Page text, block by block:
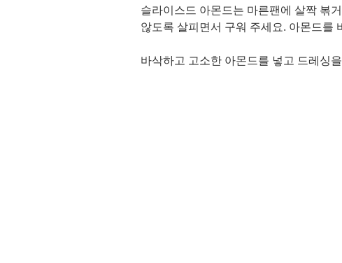
슬라이스드 아몬드는 마른팬에 살짝 볶
않도록 살피면서 구워 주세요. 아몬드를
바삭하고 고소한 아몬드를 넣고 드레싱